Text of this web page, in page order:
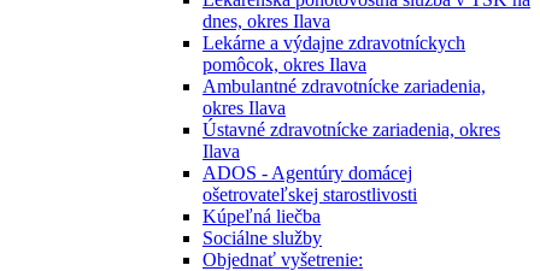
dnes, okres Ilava
Lekárne a výdajne zdravotníckych
pomôcok, okres Ilava
Ambulantné zdravotnícke zariadenia,
okres Ilava
Ústavné zdravotnícke zariadenia, okres
Ilava
ADOS - Agentúry domácej
ošetrovateľskej starostlivosti
Kúpeľná liečba
Sociálne služby
Objednať vyšetrenie: